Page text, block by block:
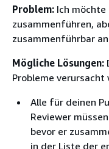
Problem: Ich
zusammenführen,
zusammenführbar
Mögliche Lösungen:
Probleme verursacht
Alle für deinen
Reviewer
bevor er
in der Liste der